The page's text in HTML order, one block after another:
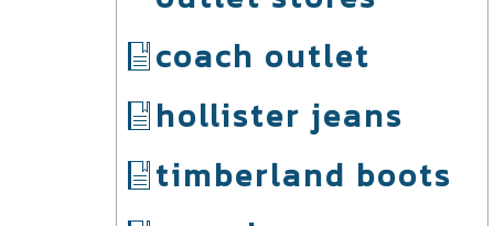
coach outlet
hollister jeans
timberland boots